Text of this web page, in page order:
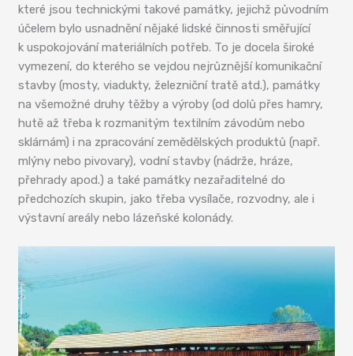
které jsou technickými takové památky, jejichž původním
účelem bylo usnadnění nějaké lidské činnosti směřující
k uspokojování materiálních potřeb. To je docela široké
vymezení, do kterého se vejdou nejrůznější komunikační
stavby (mosty, viadukty, železniční tratě atd.), památky
na všemožné druhy těžby a výroby (od dolů přes hamry,
hutě až třeba k rozmanitým textilním závodům nebo
sklárnám) i na zpracování zemědělských produktů (např.
mlýny nebo pivovary), vodní stavby (nádrže, hráze,
přehrady apod.) a také památky nezařaditelné do
předchozích skupin, jako třeba vysílače, rozvodny, ale i
výstavní areály nebo lázeňské kolonády.